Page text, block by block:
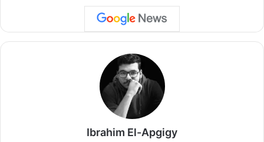
Ibrahim El-Apgigy